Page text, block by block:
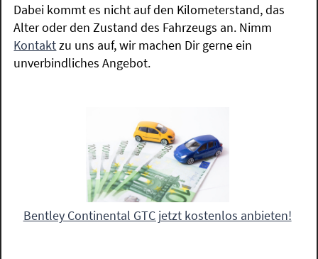
Dabei kommt es nicht auf den Kilometerstand, das
Alter oder den Zustand des Fahrzeugs an. Nimm
Kontaktzu uns auf, wir machen Dir gerne ein
unverbindliches Angebot.
Bentley Continental GTC jetzt kostenlos anbieten!